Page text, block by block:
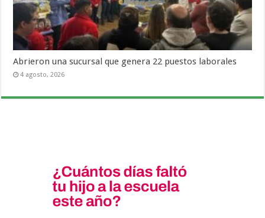
Abrieron una sucursal que genera 22 puestos laborales
4 agosto, 2026